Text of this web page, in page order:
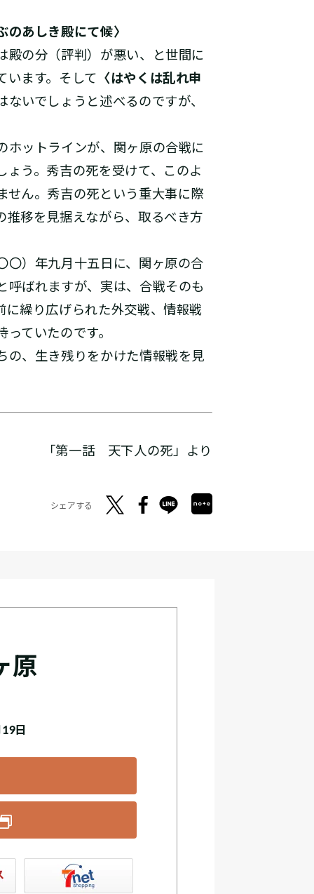
あしき殿にて候〉
の分（評判）が悪い、と世間に
います。そして 〈はやくは乱れ申
いでしょうと述べるのですが、
ットラインが、関ヶ原の合戦に
う。秀吉の死を受けて、このよ
せん。秀吉の死という重大事に際
推移を見据えながら、取るべき方
）年九月十五日に、関ヶ原の合
呼ばれますが、実は、合戦そのも
繰り広げられた外交戦、情報戦
ていたのです。
、生き残りをかけた情報戦を見
「第一話 天下人の死」より
シェアする
原
日